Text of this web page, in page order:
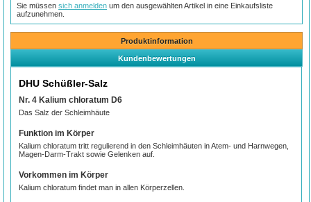
Sie müssensich anmelden um den ausgewählten Artikel in eine Einkaufsliste
aufzunehmen.
Produktinformation
Kundenbewertungen
DHU Schüßler-Salz
Nr. 4 Kalium chloratum D6
Das Salz der Schleimhäute
Funktion im Körper
Kalium chloratum tritt regulierend in den Schleimhäuten in Atem-­ und Harnwegen,
Magen­-Darm-­Trakt sowie Gelenken auf.
Vorkommen im Körper
Kalium chloratum findet man in allen Körperzellen.